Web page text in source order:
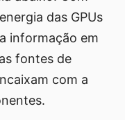
das GPUs
informação em
fontes de
com a